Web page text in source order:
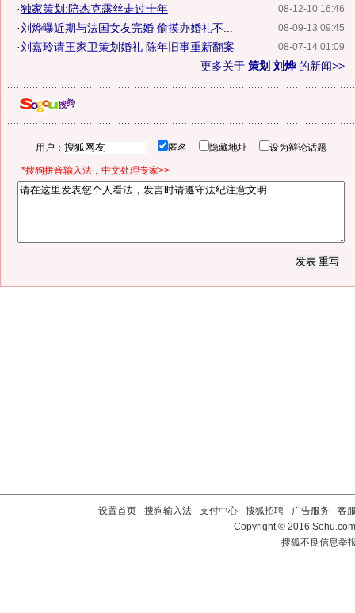
08-12-10 16:46
·独家策划:陪杰克露丝走过十年
08-09-13 09:45
·刘烨曝近期与法国女友完婚 偷摸办婚礼不...
08-07-14 01:09
·刘嘉玲请王家卫策划婚礼 陈年旧事重新翻案
更多关于 策划 刘烨的新闻>>
用户： 匿名 隐藏地址 设为辩论话题
*搜狗拼音输入法，中文处理专家>>
设置首页 - 搜狗输入法 - 支付中心 - 搜狐招聘 - 广告服务 - 客
Copyright©2016
搜狐不良信息举